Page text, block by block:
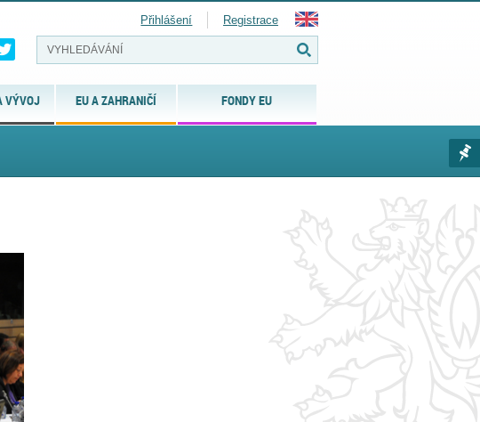
VÝVOJ EU A ZAHRANIČÍ FONDY EU
Přihlášení Registrace